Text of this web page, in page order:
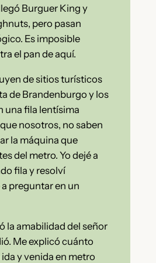
Burguer King y
pero pasan
Es imposible
el pan de aquí.
de sitios turísticos
de Brandenburgo y los
una fila lentísima
nosotros, no saben
la máquina que
del metro. Yo dejé a
fila y resolví
preguntar en un
la amabilidad del señor
Me explicó cuánto
y venida en metro